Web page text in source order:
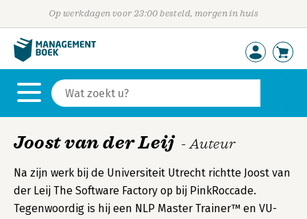
Op werkdagen voor 23:00 besteld, morgen in huis
Joost van der Leij - Auteur
Na zijn werk bij de Universiteit Utrecht richtte Joost van
der Leij The Software Factory op bij PinkRoccade.
Tegenwoordig is hij een NLP Master Trainer™ en VU-